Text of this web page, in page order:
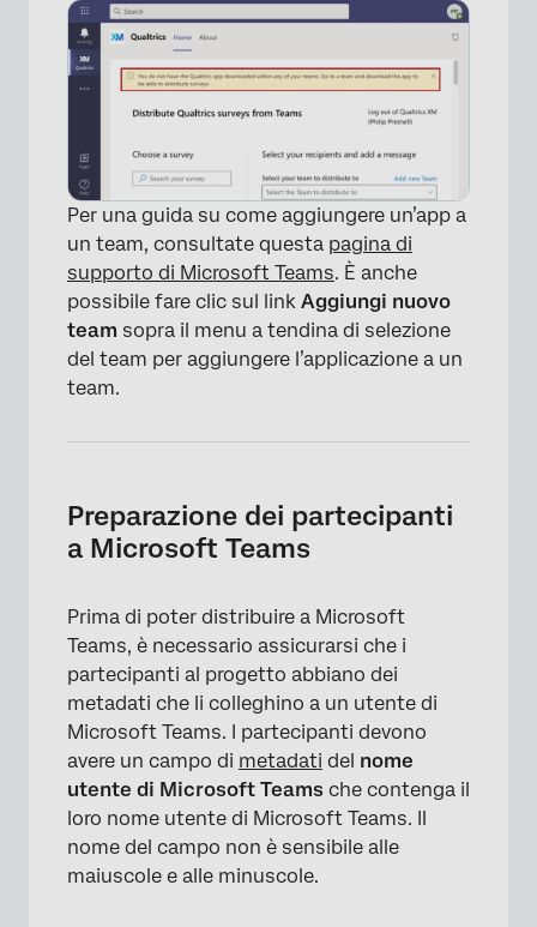
×
×
Per una guida su come aggiungere un’app a
un team, consultate questa pagina di
supporto di Microsoft Teams. È anche
possibile fare clic sul link Aggiungi nuovo
team sopra il menu a tendina di selezione
del team per aggiungere l’applicazione a un
team.
Preparazione dei partecipanti
a Microsoft Teams
Prima di poter distribuire a Microsoft
Teams, è necessario assicurarsi che i
partecipanti al progetto abbiano dei
metadati che li colleghino a un utente di
Microsoft Teams. I partecipanti devono
avere un campo di metadati del nome
utente di Microsoft Teams che contenga il
loro nome utente di Microsoft Teams. Il
nome del campo non è sensibile alle
maiuscole e alle minuscole.